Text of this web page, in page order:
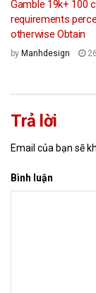
Gamble 19k+ 100
requirements
otherwise Obtain
by Manhdesign
Trả lời
Email của bạn sẽ
Bình luận